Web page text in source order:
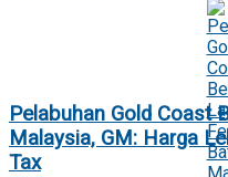
Pelabuhan Gold Coast
Malaysia, GM: Harga
Tax